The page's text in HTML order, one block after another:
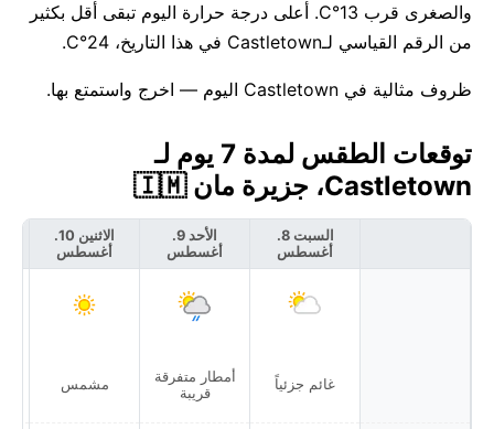
والصغرى قرب 13°C. أعلى درجة حرارة اليوم تبقى أقل بكثير
من الرقم القياسي لـCastletown في هذا التاريخ، 24°C.
ظروف مثالية في Castletown اليوم — اخرج واستمتع بها.
توقعات الطقس لمدة 7 يوم لـ
Castletown، جزيرة مان 🇮🇲
السبت 8.
أغسطس
غائم جزئياً
الأحد 9.
أغسطس
أمطار متفرقة
قريبة
الاثنين 10.
أغسطس
مشمس